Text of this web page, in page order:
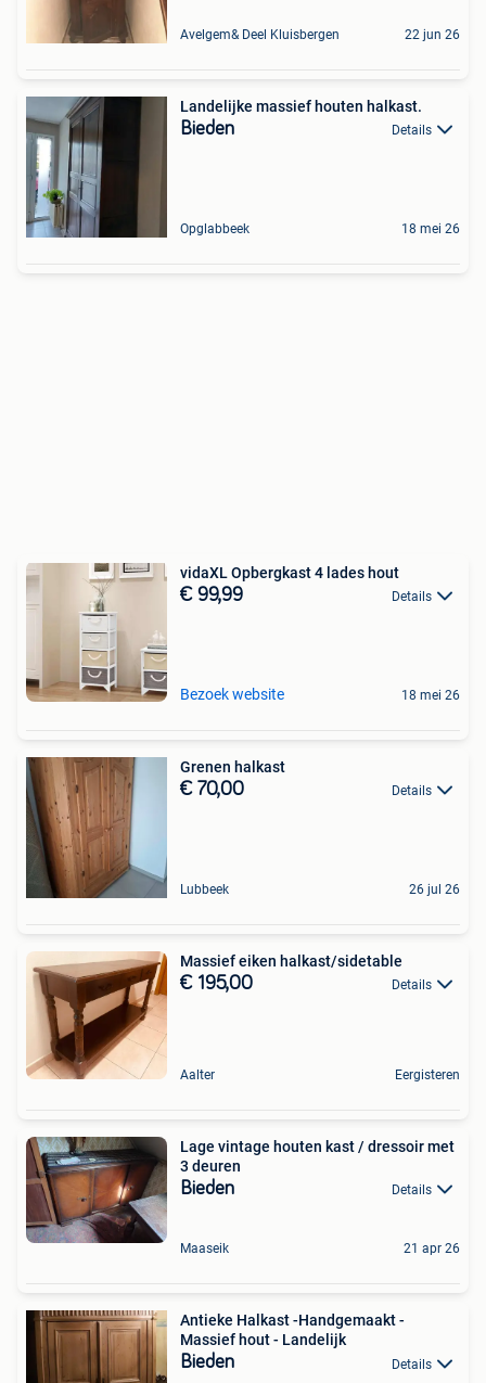
Avelgem& Deel Kluisbergen 22 jun 26
Landelijke massief houten halkast.
Bieden Details
Opglabbeek 18 mei 26
vidaXL Opbergkast 4 lades hout
€ 99,99 Details
Bezoek website 18 mei 26
Grenen halkast
€ 70,00 Details
Lubbeek 26 jul 26
Massief eiken halkast/sidetable
€ 195,00 Details
Aalter Eergisteren
Lage vintage houten kast / dressoir met
3 deuren
Bieden Details
Maaseik 21 apr 26
Antieke Halkast -Handgemaakt -
Massief hout - Landelijk
Bieden Details